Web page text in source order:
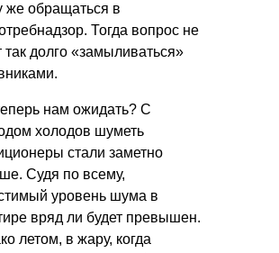
же обращаться в
Тогда вопрос не
так долго «замыливаться»
нам ожидать? С
холодов шуметь
стали заметно
Судя по всему,
уровень шума в
вряд ли будет превышен.
летом, в жару, когда